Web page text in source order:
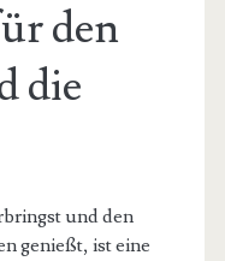
den
die
und den
genießt, ist eine